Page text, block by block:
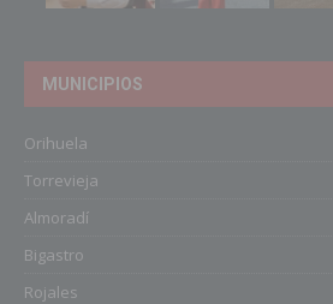
MUNICIPIOS
Orihuela
Torrevieja
Almoradí
Bigastro
Rojales